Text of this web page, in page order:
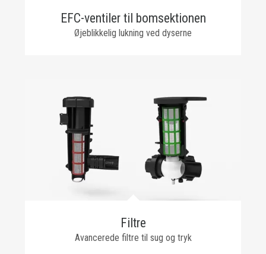
EFC-ventiler til bomsektionen
Øjeblikkelig lukning ved dyserne
Filtre
Avancerede filtre til sug og tryk